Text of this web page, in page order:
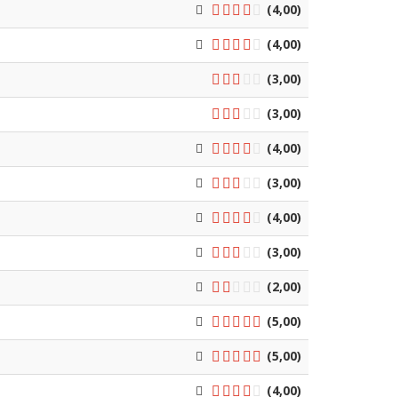
(4,00)
(4,00)
(3,00)
(3,00)
(4,00)
(3,00)
(4,00)
(3,00)
(2,00)
(5,00)
(5,00)
(4,00)